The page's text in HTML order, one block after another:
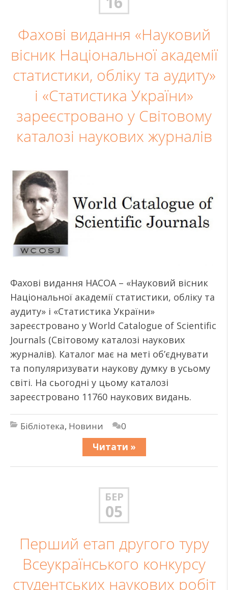
Фахові видання «Науковий
вісник Національної академії
статистики, обліку та аудиту»
і «Статистика України»
зареєстровано у Світовому
каталозі наукових журналів
Фахові видання НАСОА – «Науковий вісник
Національної академії статистики, обліку та
аудиту» і «Статистика України»
зареєстровано у World Catalogue of Scientific
Journals (Світовому каталозі наукових
журналів). Каталог має на меті об’єднувати
та популяризувати наукову думку в усьому
світі. На сьогодні у цьому каталозі
зареєстровано 11760 наукових видань.
Бібліотека, Новини
0
Читати »
БЕР
05
Перший етап другого туру
Всеукраїнського конкурсу
студентських наукових робіт